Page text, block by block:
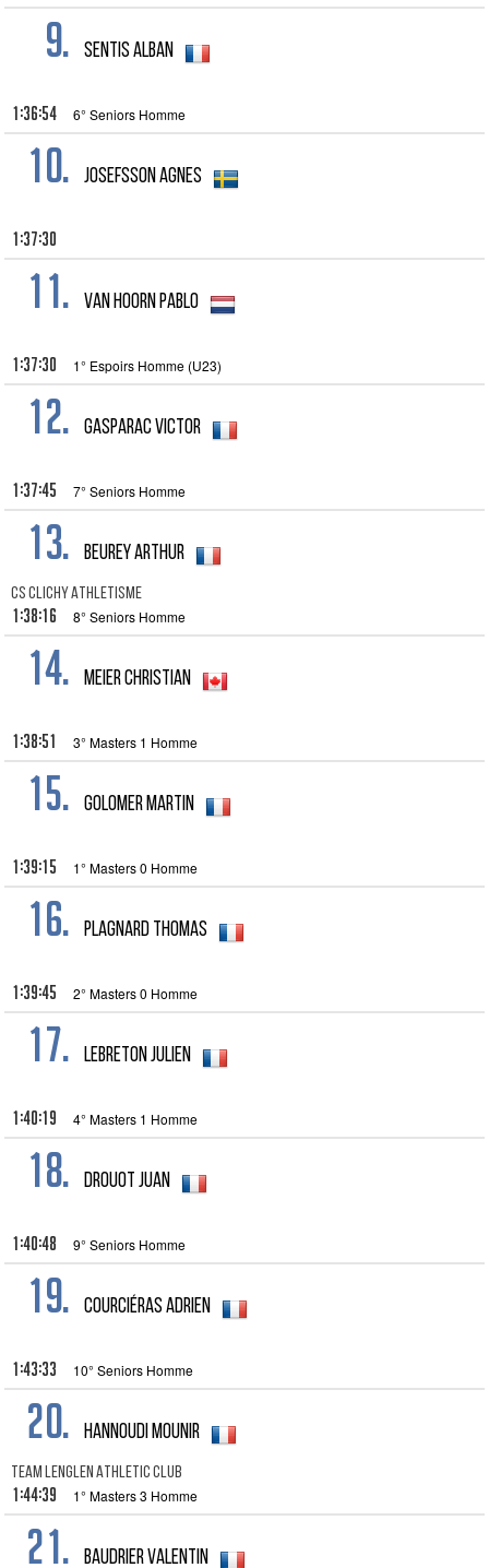
9. Sentis Alban
1:36:54 6° Seniors Homme
10. Josefsson Agnes
1:37:30
11. van Hoorn Pablo
1:37:30 1° Espoirs Homme (U23)
12. Gasparac Victor
1:37:45 7° Seniors Homme
13. Beurey Arthur
CS CLICHY ATHLETISME
1:38:16 8° Seniors Homme
14. meier christian
1:38:51 3° Masters 1 Homme
15. Golomer Martin
1:39:15 1° Masters 0 Homme
16. Plagnard Thomas
1:39:45 2° Masters 0 Homme
17. Lebreton Julien
1:40:19 4° Masters 1 Homme
18. Drouot Juan
1:40:48 9° Seniors Homme
19. Courciéras Adrien
1:43:33 10° Seniors Homme
20. Hannoudi Mounir
TEAM LENGLEN ATHLETIC CLUB
1:44:39 1° Masters 3 Homme
21. Baudrier Valentin